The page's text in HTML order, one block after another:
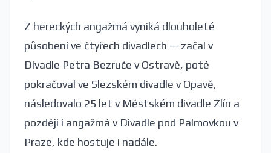
Z hereckých angažmá vyniká dlouholeté
působení ve čtyřech divadlech — začal v
Divadle Petra Bezruče v Ostravě, poté
pokračoval ve Slezském divadle v Opavě,
následovalo 25 let v Městském divadle Zlín a
později i angažmá v Divadle pod Palmovkou v
Praze, kde hostuje i nadále.